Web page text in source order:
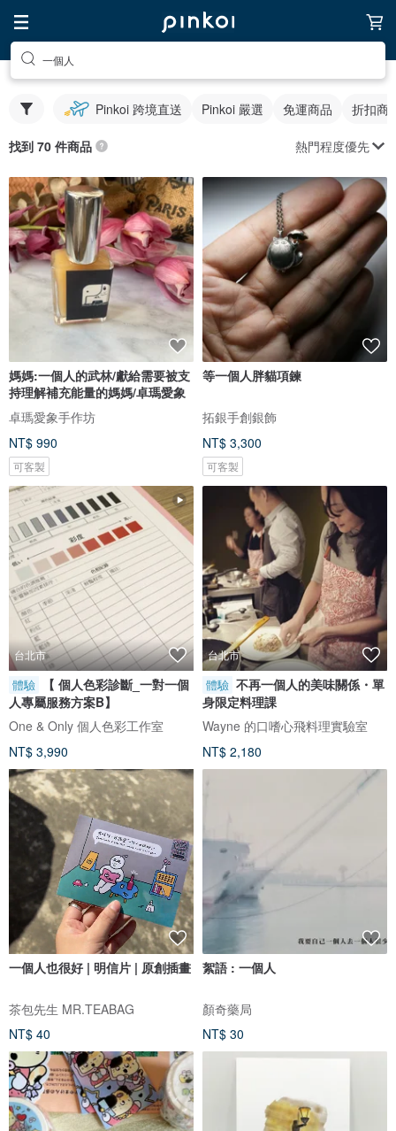
一個人
Pinkoi 跨境直送 Pinkoi 嚴選 免運商品 折扣商
找到 70 件商品 熱門程度優先
媽媽:一個人的武林/獻給需要被支
持理解補充能量的媽媽/卓瑪愛象
卓瑪愛象手作坊
NT$ 990
可客製
等一個人胖貓項鍊
拓銀手創銀飾
NT$ 3,300
可客製
台北市
體驗
【 個人色彩診斷_一對一個
人專屬服務方案B】
One & Only 個人色彩工作室
NT$ 3,990
台北市
體驗 不再一個人的美味關係・單
身限定料理課
Wayne 的口嗜心飛料理實驗室
NT$ 2,180
一個人也很好 | 明信片 | 原創插畫
茶包先生 MR.TEABAG
NT$ 40
絮語 : 一個人
顏奇藥局
NT$ 30